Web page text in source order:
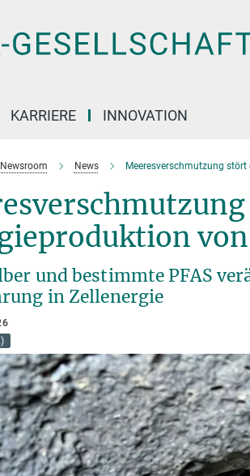
KARRIERE INNOVATION
Newsroom News Meeresverschmutzung
von
und bestimmte PFAS
in Zellenergie